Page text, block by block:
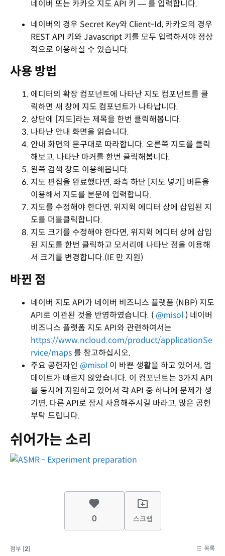
네이버 또는 카카오 지도 API 키 ― 를 입력합니다.
네이버의 경우 Secret Key와 Client-Id, 카카오의 경우
REST API 키와 Javascript 키를 모두 입력하셔야 정상
적으로 이용하실 수 있습니다.
사용 방법
에디터의 확장 컴포넌트에 나타난 지도 컴포넌트를 클
릭하면 새 창에 지도 컴포넌트가 나타납니다.
상단에 [지도]라는 제목을 한번 클릭해봅니다.
나타난 안내 화면을 읽습니다.
안내 화면의 문구대로 따라합니다. 오른쪽 지도를 클릭
해보고, 나타난 마커를 한번 클릭해봅니다.
왼쪽 검색 창도 이용해봅니다.
지도 편집을 완료했다면, 좌측 하단 [지도 넣기] 버튼을
이용해서 지도를 본문에 입력합니다.
지도를 수정해야 한다면, 위지윅 에디터 상에 삽입된 지
도를 더블클릭합니다.
지도 크기를 수정해야 한다면, 위지윅 에디터 상에 삽입
된 지도를 한번 클릭하고 모서리에 나타난 점을 이용해
서 크기를 변경합니다.(IE 만 지원)
바뀐 점
네이버 지도 API가 네이버 비즈니스 플랫폼 (NBP) 지도
API로 이관된 것을 반영하였습니다. ( @misol ) 네이버
비즈니스 플랫폼 지도 API와 관련하여서는
https://www.ncloud.com/product/applicationSe
rvice/maps 를 참고하십시오.
주요 공헌자인 @misol 이 바쁜 생활을 하고 있어서, 업
데이트가 빠르지 않았습니다. 이 컴포넌트는 3가지 API
를 동시에 지원하고 있어서 각 API 중 하나에 문제가 생
기면, 다른 API로 잠시 사용해주시길 바라고, 많은 공헌
부탁 드립니다.
쉬어가는 소리
0 스크랩
첨부 [2] 목록